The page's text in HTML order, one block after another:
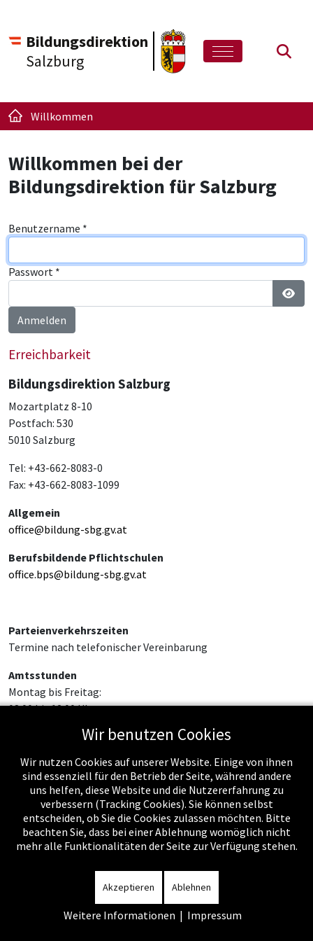
Bildungsdirektion
Salzburg
Willkommen
Willkommen bei der
Bildungsdirektion für Salzburg
Benutzername *
Passwort *
Anmelden
Erreichbarkeit
Bildungsdirektion Salzburg
Mozartplatz 8-10
Postfach: 530
5010 Salzburg
Tel: +43-662-8083-0
Fax: +43-662-8083-1099
Allgemein
office@bildung-sbg.gv.at
Berufsbildende Pflichtschulen
office.bps@bildung-sbg.gv.at
Parteienverkehrszeiten
Termine nach telefonischer Vereinbarung
Amtsstunden
Montag bis Freitag:
08:00 bis 12:00 Uhr
Wir benutzen Cookies
Wir nutzen Cookies auf unserer Website. Einige von ihnen
sind essenziell für den Betrieb der Seite, während andere
uns helfen, diese Website und die Nutzererfahrung zu
verbessern (Tracking Cookies). Sie können selbst
entscheiden, ob Sie die Cookies zulassen möchten. Bitte
beachten Sie, dass bei einer Ablehnung womöglich nicht
mehr alle Funktionalitäten der Seite zur Verfügung stehen.
Akzeptieren Ablehnen
Weitere Informationen | Impressum